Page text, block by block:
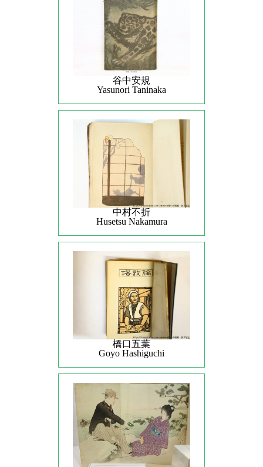
谷中安規
Yasunori Taninaka
中村不折
Husetsu Nakamura
橋口五葉
Goyo Hashiguchi